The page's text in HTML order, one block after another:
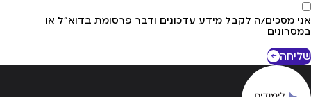
מסכים/ה לקבל מידע עדכונים ודבר פרסומת בדוא"ל או